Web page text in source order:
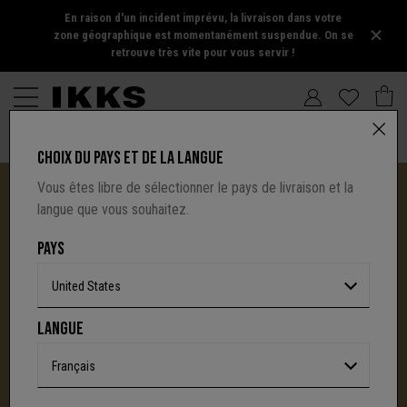
En raison d'un incident imprévu, la livraison dans votre
zone géographique est momentanément suspendue. On se
retrouve très vite pour vous servir !
UNE NOUVELLE PAGE S'ÉCRIT AVEC IKKS
C'est la fin d'une aventure : le site I.Code ferme
définitivement.Mais l'audace, la créativité
CHOIX DU PAYS ET DE LA LANGUE
Vous êtes libre de sélectionner le pays de livraison et la
langue que vous souhaitez.
PAYS
United States
LANGUE
Français